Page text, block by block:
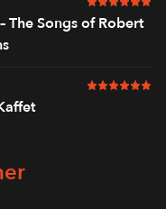
6 av 6 i
The Songs of Robert
6 av 6 i